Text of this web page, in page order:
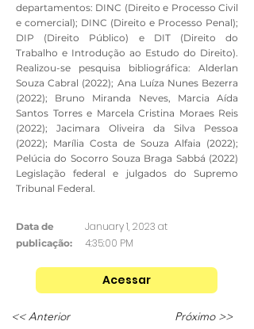
departamentos: DINC (Direito e Processo Civil
e comercial); DINC (Direito e Processo Penal);
DIP (Direito Público) e DIT (Direito do
Trabalho e Introdução ao Estudo do Direito).
Realizou-se pesquisa bibliográfica: Alderlan
Souza Cabral (2022); Ana Luíza Nunes Bezerra
(2022); Bruno Miranda Neves, Marcia Aída
Santos Torres e Marcela Cristina Moraes Reis
(2022); Jacimara Oliveira da Silva Pessoa
(2022); Marília Costa de Souza Alfaia (2022);
Pelúcia do Socorro Souza Braga Sabbá (2022)
Legislação federal e julgados do Supremo
Tribunal Federal.
Data de
publicação:
January 1, 2023 at
4:35:00 PM
Acessar
<< Anterior Próximo >>